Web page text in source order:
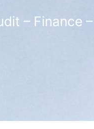
– Finance